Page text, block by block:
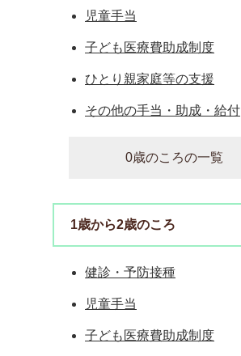
児童手当
子ども医療費助成制度
ひとり親家庭等の支援
その他の手当・助成・給付
0歳のころの一覧
1歳から2歳のころ
健診・予防接種
児童手当
子ども医療費助成制度